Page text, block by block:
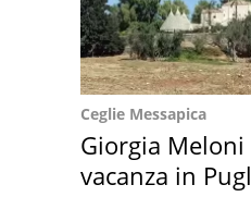
Ceglie Messapica
Giorgia
vacanza in